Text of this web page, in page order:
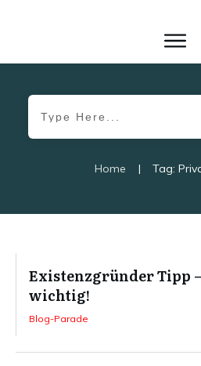
Home | Tag:
Existenzgründer Tipp
wichtig!
Blog-Parade